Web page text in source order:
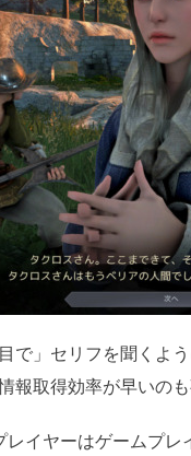
で」セリフを聞くよ
報取得効率が早いのも
イヤーはゲームプ